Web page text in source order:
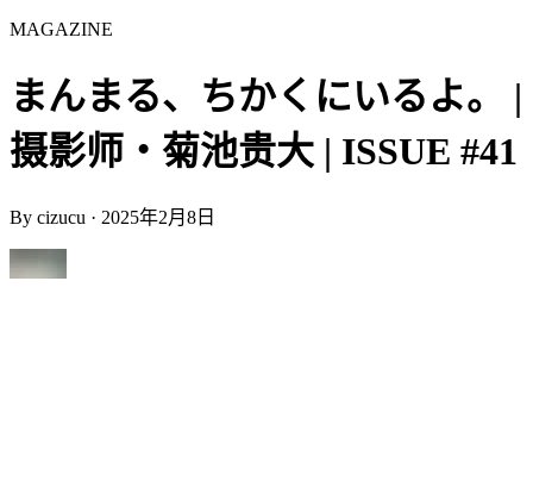
MAGAZINE
まんまる、ちかくにいるよ。 |
摄影师・菊池贵大 | ISSUE #41
By cizucu · 2025年2月8日